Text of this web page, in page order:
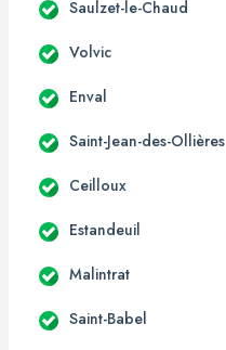
Saulzet-le-Chaud
Volvic
Enval
Saint-Jean-des-Ollières
Ceilloux
Estandeuil
Malintrat
Saint-Babel